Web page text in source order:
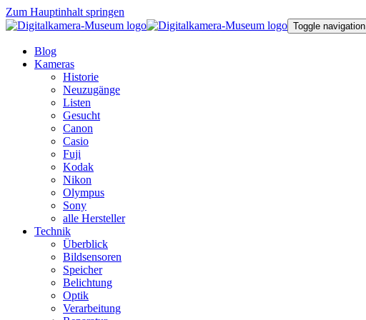
Zum Hauptinhalt springen
Toggle navigation
Blog
Kameras
Historie
Neuzugänge
Listen
Gesucht
Canon
Casio
Fuji
Kodak
Nikon
Olympus
Sony
alle Hersteller
Technik
Überblick
Bildsensoren
Speicher
Belichtung
Optik
Verarbeitung